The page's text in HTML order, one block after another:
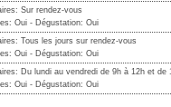
Sur rendez-vous
Oui - Dégustation: Oui
Tous les jours sur rendez-vous
Oui - Dégustation: Oui
Du lundi au vendredi de 9h à 12h et de
Oui - Dégustation: Oui